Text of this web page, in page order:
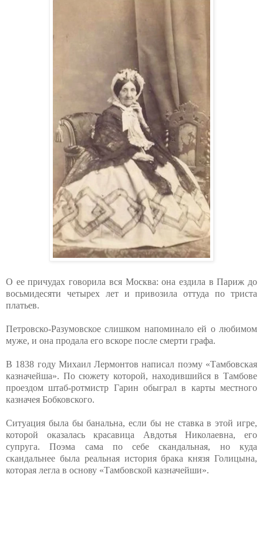
О ее причудах говорила вся Москва: она ездила в Париж до
восьмидесяти четырех лет и привозила оттуда по триста
платьев.
Петровско-Разумовское слишком напоминало ей о любимом
муже, и она продала его вскоре после смерти графа.
В 1838 году Михаил Лермонтов написал поэму «Тамбовская
казначейша». По сюжету которой, находившийся в Тамбове
проездом штаб-ротмистр Гарин обыграл в карты местного
казначея Бобковского.
Ситуация была бы банальна, если бы не ставка в этой игре,
которой оказалась красавица Авдотья Николаевна, его
супруга. Поэма сама по себе скандальная, но куда
скандальнее была реальная история брака князя Голицына,
которая легла в основу «Тамбовской казначейши».